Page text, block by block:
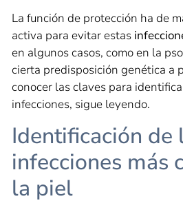
La función de protección ha de
activa para evitar estas
en algunos casos, como en la
cierta predisposición genética a
conocer las claves para
infecciones, sigue leyendo.
Identificación de
infecciones más
la piel